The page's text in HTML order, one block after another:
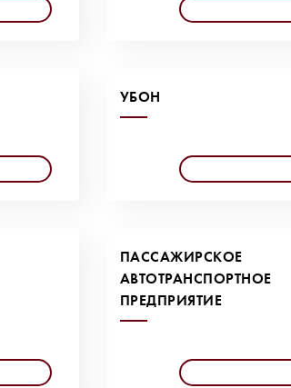
УБОН
ПАССАЖИРСКОЕ
АВТОТРАНСПОРТНОЕ
ПРЕДПРИЯТИЕ